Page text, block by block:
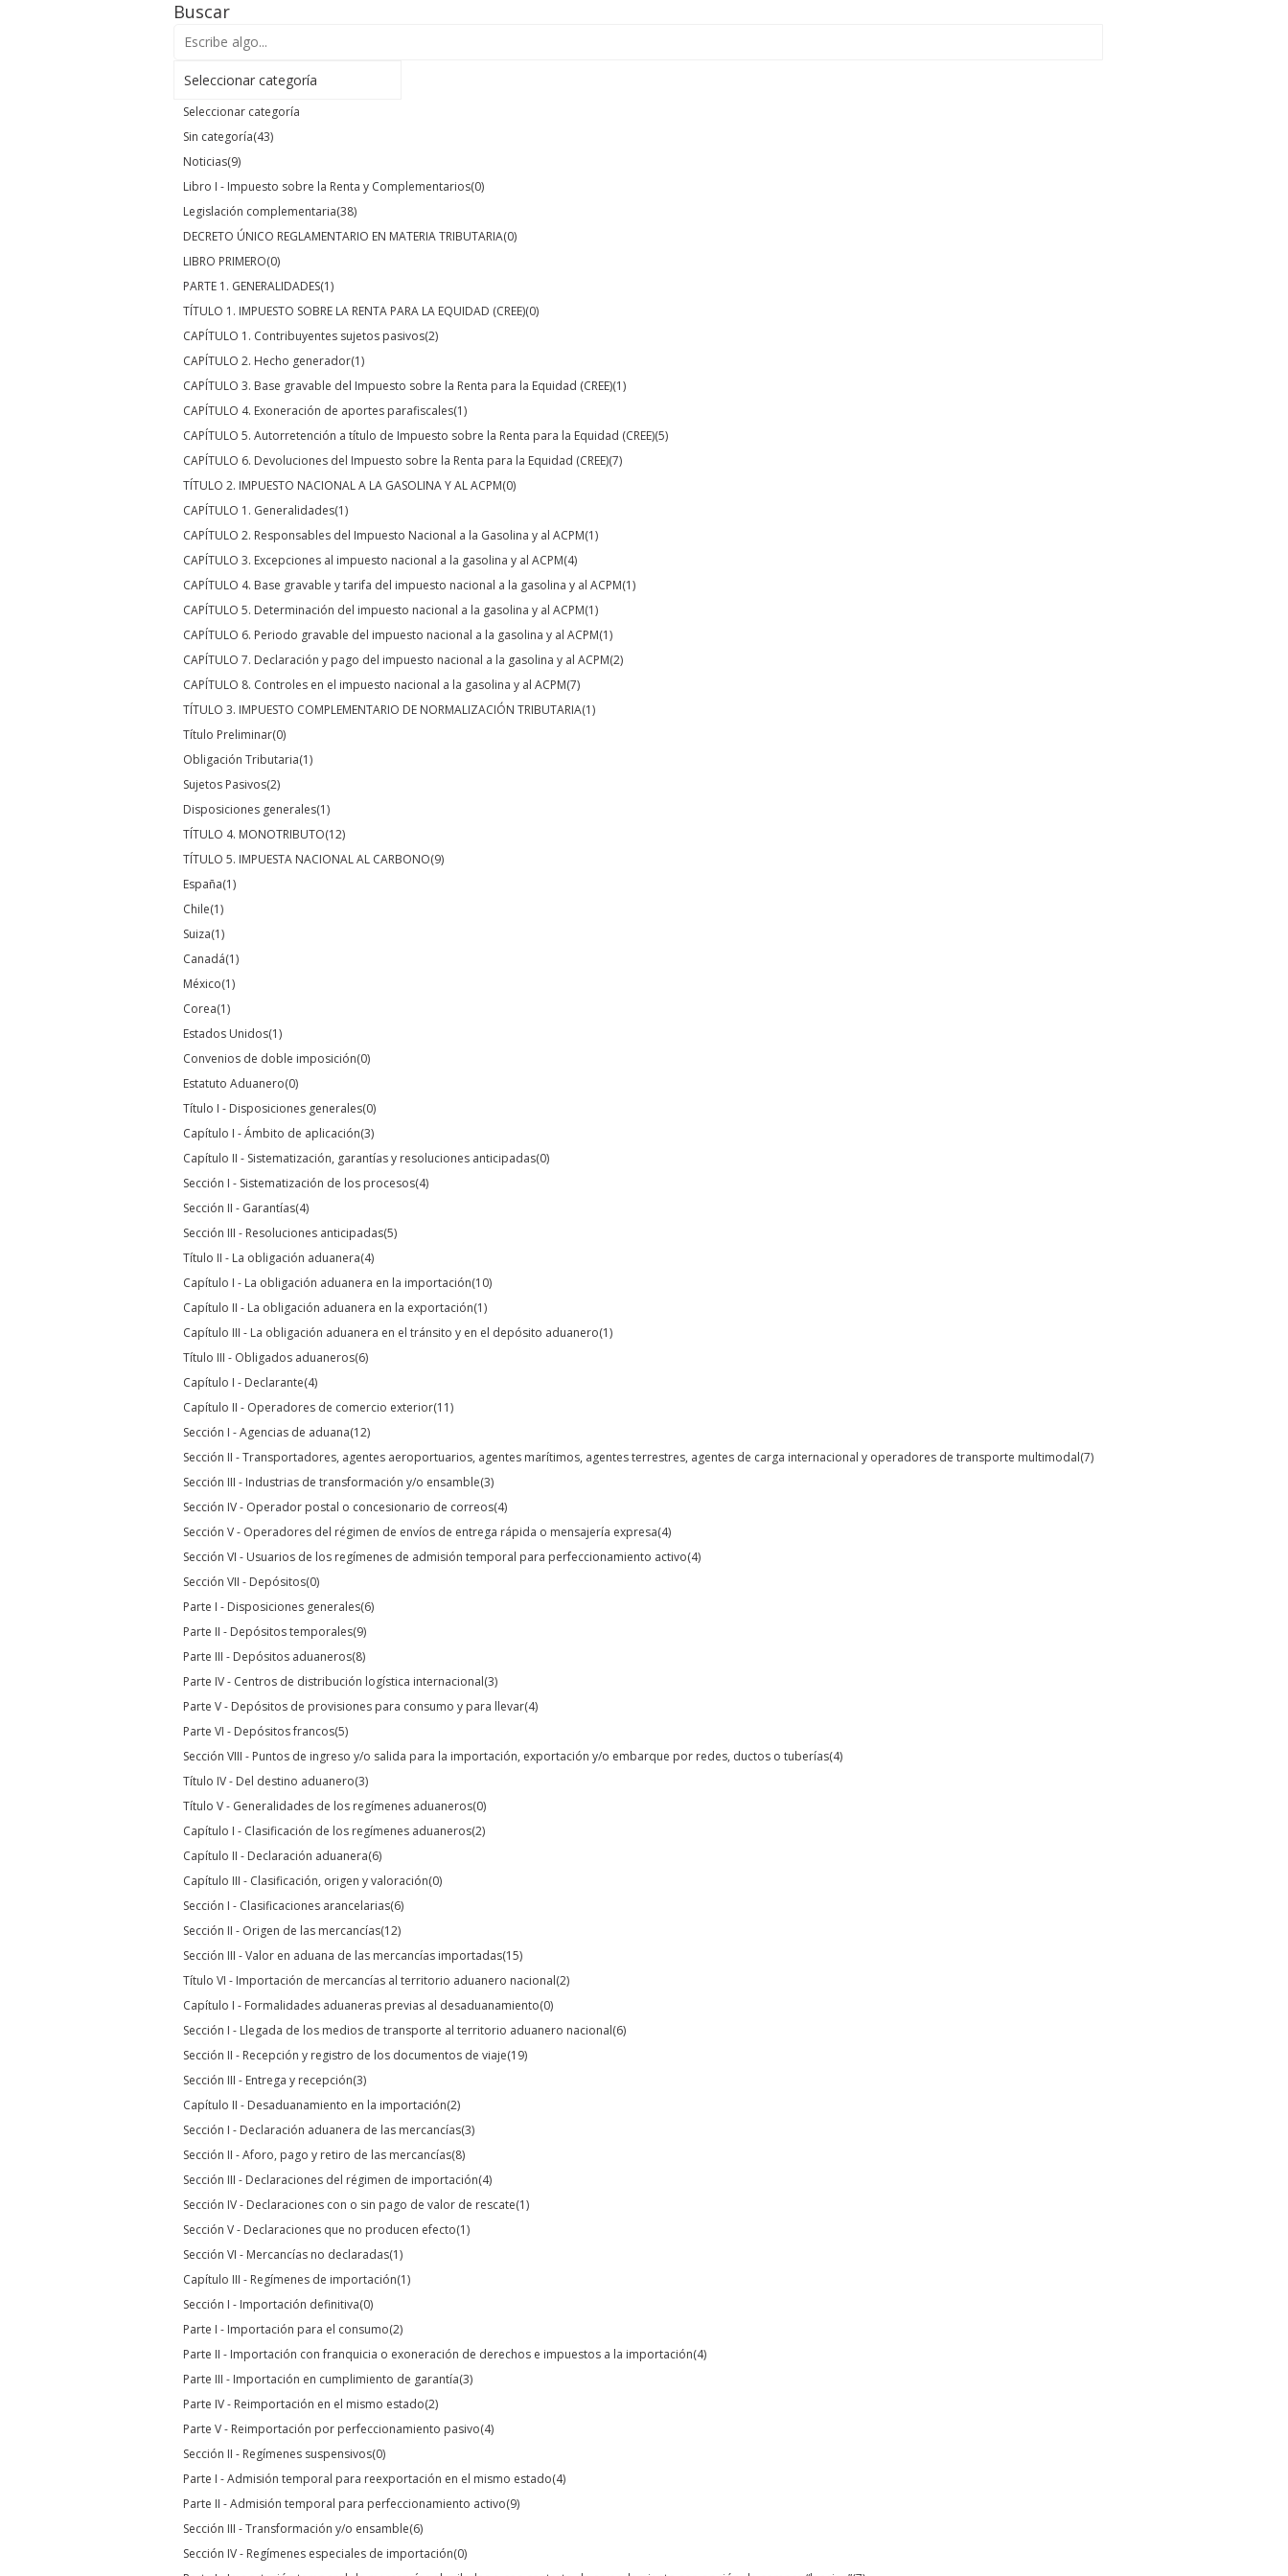
Buscar
Seleccionar categoría
Seleccionar categoría
Sin categoría(43)
Noticias(9)
Libro I - Impuesto sobre la Renta y Complementarios(0)
Legislación complementaria(38)
DECRETO ÚNICO REGLAMENTARIO EN MATERIA TRIBUTARIA(0)
LIBRO PRIMERO(0)
PARTE 1. GENERALIDADES(1)
TÍTULO 1. IMPUESTO SOBRE LA RENTA PARA LA EQUIDAD (CREE)(0)
CAPÍTULO 1. Contribuyentes sujetos pasivos(2)
CAPÍTULO 2. Hecho generador(1)
CAPÍTULO 3. Base gravable del Impuesto sobre la Renta para la Equidad (CREE)(1)
CAPÍTULO 4. Exoneración de aportes parafiscales(1)
CAPÍTULO 5. Autorretención a título de Impuesto sobre la Renta para la Equidad (CREE)(5)
CAPÍTULO 6. Devoluciones del Impuesto sobre la Renta para la Equidad (CREE)(7)
TÍTULO 2. IMPUESTO NACIONAL A LA GASOLINA Y AL ACPM(0)
CAPÍTULO 1. Generalidades(1)
CAPÍTULO 2. Responsables del Impuesto Nacional a la Gasolina y al ACPM(1)
CAPÍTULO 3. Excepciones al impuesto nacional a la gasolina y al ACPM(4)
CAPÍTULO 4. Base gravable y tarifa del impuesto nacional a la gasolina y al ACPM(1)
CAPÍTULO 5. Determinación del impuesto nacional a la gasolina y al ACPM(1)
CAPÍTULO 6. Periodo gravable del impuesto nacional a la gasolina y al ACPM(1)
CAPÍTULO 7. Declaración y pago del impuesto nacional a la gasolina y al ACPM(2)
CAPÍTULO 8. Controles en el impuesto nacional a la gasolina y al ACPM(7)
TÍTULO 3. IMPUESTO COMPLEMENTARIO DE NORMALIZACIÓN TRIBUTARIA(1)
Título Preliminar(0)
Obligación Tributaria(1)
Sujetos Pasivos(2)
Disposiciones generales(1)
TÍTULO 4. MONOTRIBUTO(12)
TÍTULO 5. IMPUESTA NACIONAL AL CARBONO(9)
España(1)
Chile(1)
Suiza(1)
Canadá(1)
México(1)
Corea(1)
Estados Unidos(1)
Convenios de doble imposición(0)
Estatuto Aduanero(0)
Título I - Disposiciones generales(0)
Capítulo I - Ámbito de aplicación(3)
Capítulo II - Sistematización, garantías y resoluciones anticipadas(0)
Sección I - Sistematización de los procesos(4)
Sección II - Garantías(4)
Sección III - Resoluciones anticipadas(5)
Título II - La obligación aduanera(4)
Capítulo I - La obligación aduanera en la importación(10)
Capítulo II - La obligación aduanera en la exportación(1)
Capítulo III - La obligación aduanera en el tránsito y en el depósito aduanero(1)
Título III - Obligados aduaneros(6)
Capítulo I - Declarante(4)
Capítulo II - Operadores de comercio exterior(11)
Sección I - Agencias de aduana(12)
Sección II - Transportadores, agentes aeroportuarios, agentes marítimos, agentes terrestres, agentes de carga internacional y operadores de transporte multimodal(7)
Sección III - Industrias de transformación y/o ensamble(3)
Sección IV - Operador postal o concesionario de correos(4)
Sección V - Operadores del régimen de envíos de entrega rápida o mensajería expresa(4)
Sección VI - Usuarios de los regímenes de admisión temporal para perfeccionamiento activo(4)
Sección VII - Depósitos(0)
Parte I - Disposiciones generales(6)
Parte II - Depósitos temporales(9)
Parte III - Depósitos aduaneros(8)
Parte IV - Centros de distribución logística internacional(3)
Parte V - Depósitos de provisiones para consumo y para llevar(4)
Parte VI - Depósitos francos(5)
Sección VIII - Puntos de ingreso y/o salida para la importación, exportación y/o embarque por redes, ductos o tuberías(4)
Título IV - Del destino aduanero(3)
Título V - Generalidades de los regímenes aduaneros(0)
Capítulo I - Clasificación de los regímenes aduaneros(2)
Capítulo II - Declaración aduanera(6)
Capítulo III - Clasificación, origen y valoración(0)
Sección I - Clasificaciones arancelarias(6)
Sección II - Origen de las mercancías(12)
Sección III - Valor en aduana de las mercancías importadas(15)
Título VI - Importación de mercancías al territorio aduanero nacional(2)
Capítulo I - Formalidades aduaneras previas al desaduanamiento(0)
Sección I - Llegada de los medios de transporte al territorio aduanero nacional(6)
Sección II - Recepción y registro de los documentos de viaje(19)
Sección III - Entrega y recepción(3)
Capítulo II - Desaduanamiento en la importación(2)
Sección I - Declaración aduanera de las mercancías(3)
Sección II - Aforo, pago y retiro de las mercancías(8)
Sección III - Declaraciones del régimen de importación(4)
Sección IV - Declaraciones con o sin pago de valor de rescate(1)
Sección V - Declaraciones que no producen efecto(1)
Sección VI - Mercancías no declaradas(1)
Capítulo III - Regímenes de importación(1)
Sección I - Importación definitiva(0)
Parte I - Importación para el consumo(2)
Parte II - Importación con franquicia o exoneración de derechos e impuestos a la importación(4)
Parte III - Importación en cumplimiento de garantía(3)
Parte IV - Reimportación en el mismo estado(2)
Parte V - Reimportación por perfeccionamiento pasivo(4)
Sección II - Regímenes suspensivos(0)
Parte I - Admisión temporal para reexportación en el mismo estado(4)
Parte II - Admisión temporal para perfeccionamiento activo(9)
Sección III - Transformación y/o ensamble(6)
Sección IV - Regímenes especiales de importación(0)